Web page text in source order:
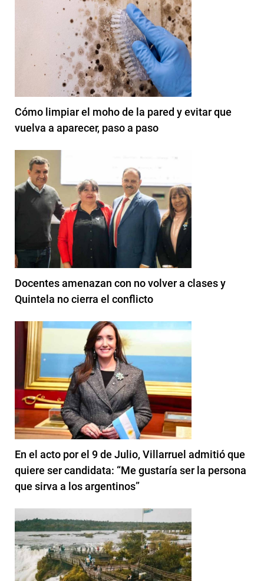
Cómo limpiar el moho de la pared y evitar que
vuelva a aparecer, paso a paso
Docentes amenazan con no volver a clases y
Quintela no cierra el conflicto
En el acto por el 9 de Julio, Villarruel admitió que
quiere ser candidata: “Me gustaría ser la persona
que sirva a los argentinos”